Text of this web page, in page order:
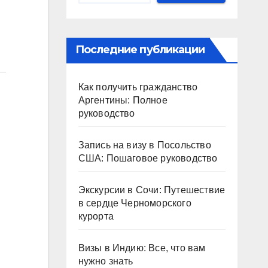
Последние публикации
Как получить гражданство
Аргентины: Полное
руководство
Запись на визу в Посольство
США: Пошаговое руководство
Экскурсии в Сочи: Путешествие
в сердце Черноморского
курорта
Визы в Индию: Все, что вам
нужно знать